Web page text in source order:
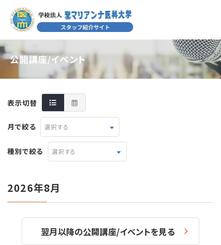
公開講座/イベント
表示切替
月で絞る 選択する
種別で絞る 選択する
2026年8月
翌月以降の公開講座/イベントを見る